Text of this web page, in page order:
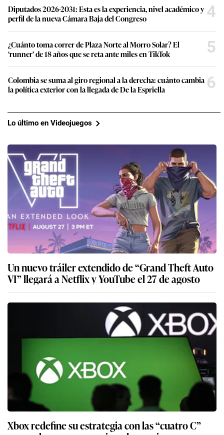
Diputados 2026-2031: Esta es la experiencia, nivel académico y
perfil de la nueva Cámara Baja del Congreso
4
¿Cuánto toma correr de Plaza Norte al Morro Solar? El
‘runner’ de 18 años que se reta ante miles en TikTok
5
Colombia se suma al giro regional a la derecha: cuánto cambia
la política exterior con la llegada de De la Espriella
6
Lo último en Videojuegos
Un nuevo tráiler extendido de “Grand Theft Auto
VI” llegará a Netflix y YouTube el 27 de agosto
Xbox redefine su estrategia con las “cuatro C”